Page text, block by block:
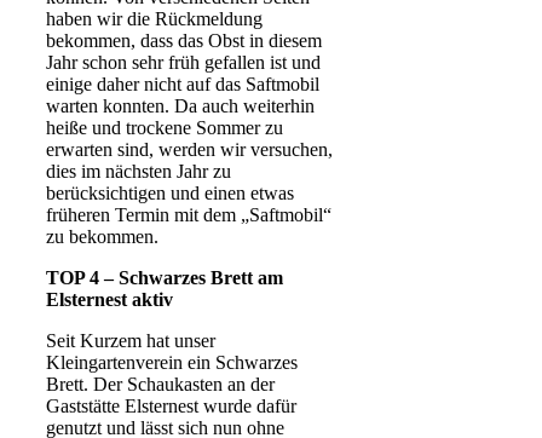
haben wir die Rückmeldung
bekommen, dass das Obst in diesem
Jahr schon sehr früh gefallen ist und
einige daher nicht auf das Saftmobil
warten konnten. Da auch weiterhin
heiße und trockene Sommer zu
erwarten sind, werden wir versuchen,
dies im nächsten Jahr zu
berücksichtigen und einen etwas
früheren Termin mit dem „Saftmobil“
zu bekommen.
TOP 4 – Schwarzes Brett am
Elsternest aktiv
Seit Kurzem hat unser
Kleingartenverein ein Schwarzes
Brett. Der Schaukasten an der
Gaststätte Elsternest wurde dafür
genutzt und lässt sich nun ohne